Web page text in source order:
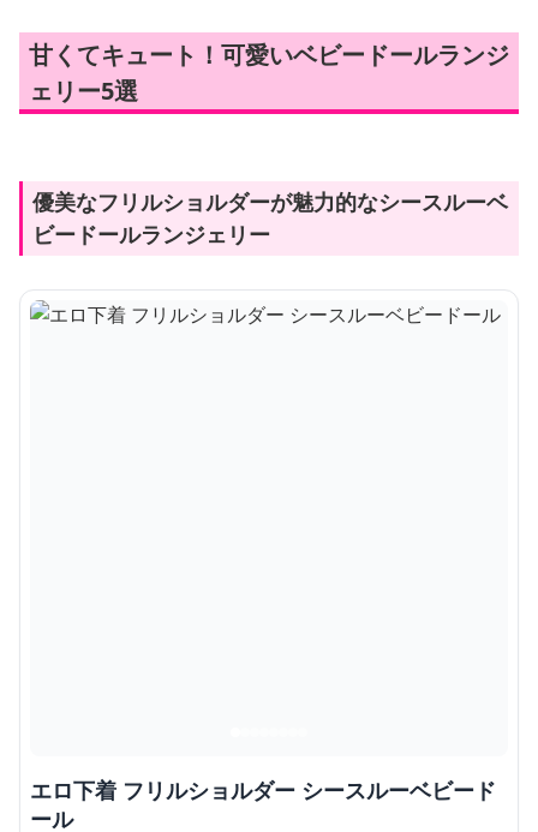
甘くてキュート！可愛いベビードールランジ
ェリー5選
優美なフリルショルダーが魅力的なシースルーベ
ビードールランジェリー
エロ下着 フリルショルダー シースルーベビード
ール